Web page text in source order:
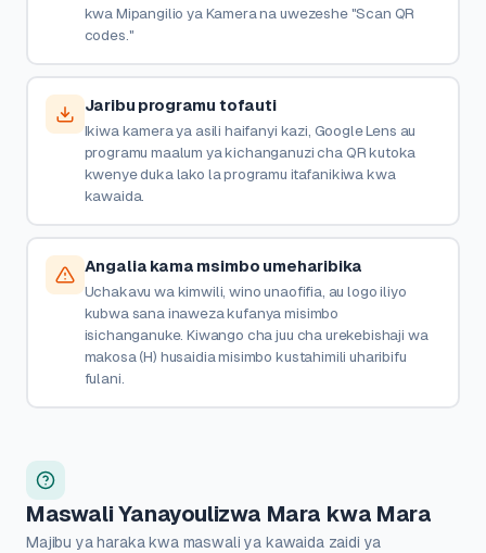
kwa Mipangilio ya Kamera na uwezeshe "Scan QR
codes."
Jaribu programu tofauti
Ikiwa kamera ya asili haifanyi kazi, Google Lens au
programu maalum ya kichanganuzi cha QR kutoka
kwenye duka lako la programu itafanikiwa kwa
kawaida.
Angalia kama msimbo umeharibika
Uchakavu wa kimwili, wino unaofifia, au logo iliyo
kubwa sana inaweza kufanya misimbo
isichanganuke. Kiwango cha juu cha urekebishaji wa
makosa (H) husaidia misimbo kustahimili uharibifu
fulani.
Maswali Yanayoulizwa Mara kwa Mara
Majibu ya haraka kwa maswali ya kawaida zaidi ya